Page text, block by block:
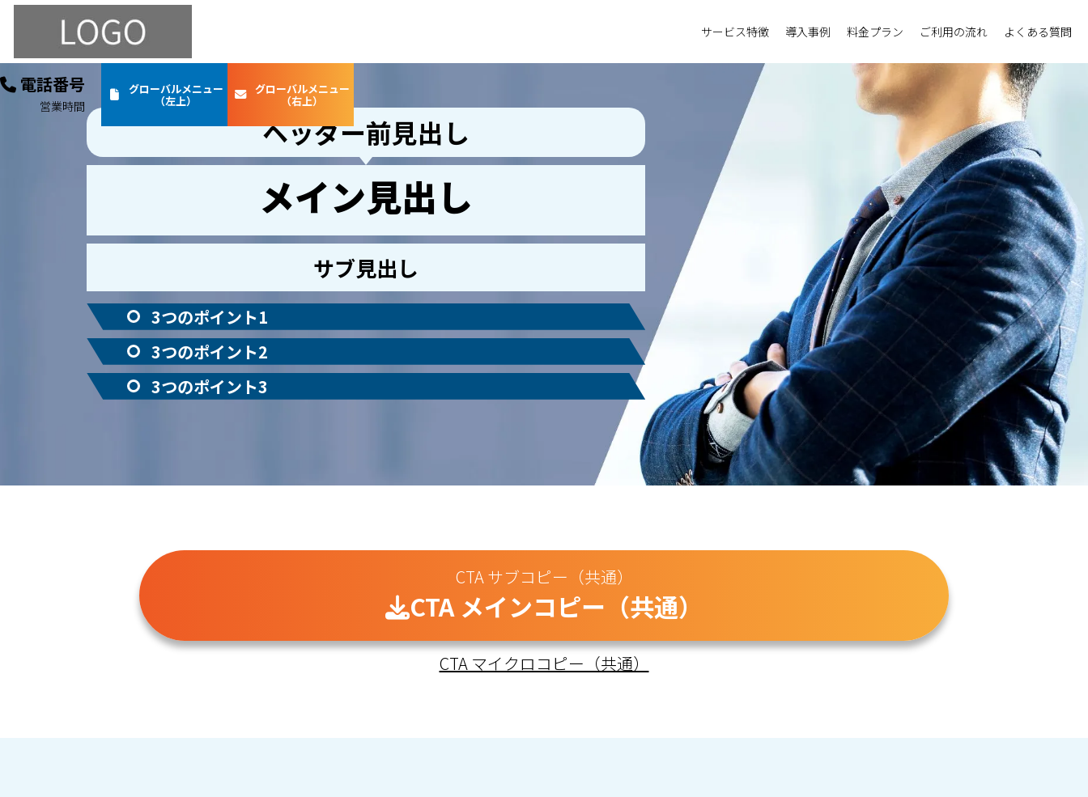
サービス特徴 導入事例 料金プラン ご利用の流れ よくある質問
電話番号
営業時間
グローバルメニュー
（左上）
グローバルメニュー
（右上）
ヘッダー前見出し
メイン見出し
サブ見出し
3つのポイント1
3つのポイント2
3つのポイント3
CTA サブコピー（共通）
CTA メインコピー（共通）
CTA マイクロコピー（共通）